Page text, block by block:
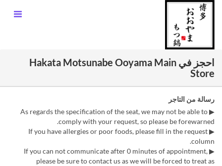
احجز في Hakata Motsunabe Ooyama Main
Store
رسالة من التاجر
▶ As regards the specification of the seat, we may not be able to
comply with your request, so please be forewarned.
▶ If you have allergies or poor foods, please fill in the request
column.
▶ If you can not communicate after 0 minutes of appointment,
please be sure to contact us as we will be forced to treat as